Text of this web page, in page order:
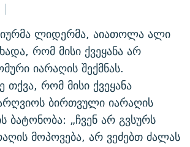
ᲥᲐᲠᲗᲕᲔᲚᲘ ᲛᲔᲑᲠᲫᲝᲚᲔᲑᲘ - 2022
100 ᲬᲔᲚᲘ
ᲛᲘᲖᲔᲖᲘᲐ COVID-19
ლიდერმა, აიათოლა ალი
რომ მისი ქვეყანა არ
იარაღის შექმნას.
რომ მისი ქვეყანა
ბირთვული იარაღის
ბატონობა: „ჩვენ არ გვსურს
მოპოვება, არ ვეძებთ ძალას